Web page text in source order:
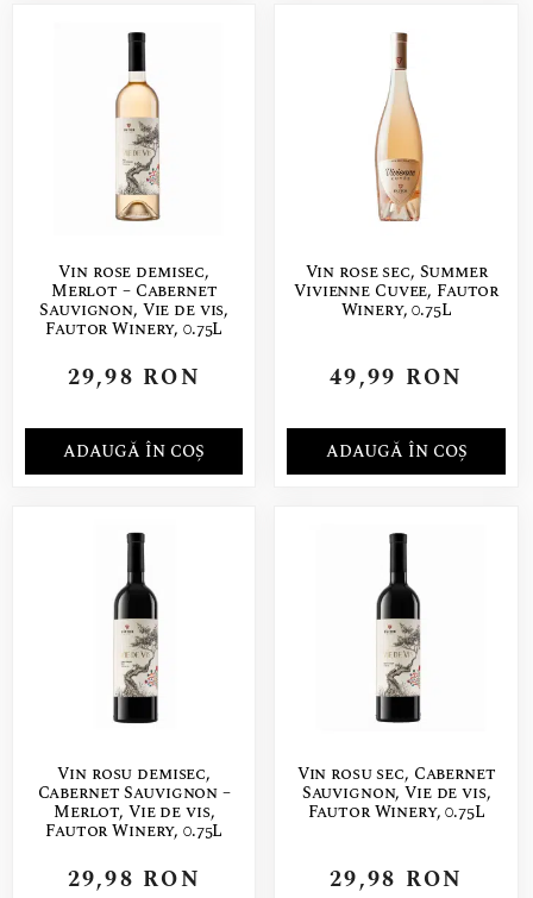
Vin rose demisec,
Merlot – Cabernet
Sauvignon, Vie de vis,
Fautor Winery, 0.75L
29,98 RON
ADAUGĂ ÎN COȘ
Vin rose sec, Summer
Vivienne Cuvee, Fautor
Winery, 0.75L
49,99 RON
ADAUGĂ ÎN COȘ
Vin rosu demisec,
Cabernet Sauvignon –
Merlot, Vie de vis,
Fautor Winery, 0.75L
29,98 RON
Vin rosu sec, Cabernet
Sauvignon, Vie de vis,
Fautor Winery, 0.75L
29,98 RON